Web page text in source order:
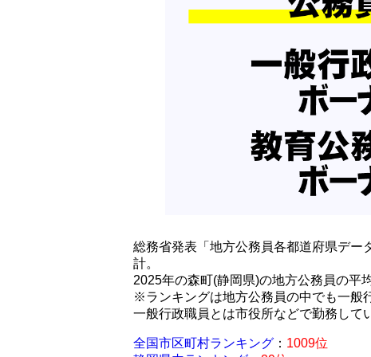
総務省発表「地方公務員各都道府県デー
計。
2025年の森町(静岡県)の地方公務員の平
※ランキングは地方公務員の中でも一般
一般行政職員とは市役所などで勤務して
全国市区町村ランキング ： 1009位